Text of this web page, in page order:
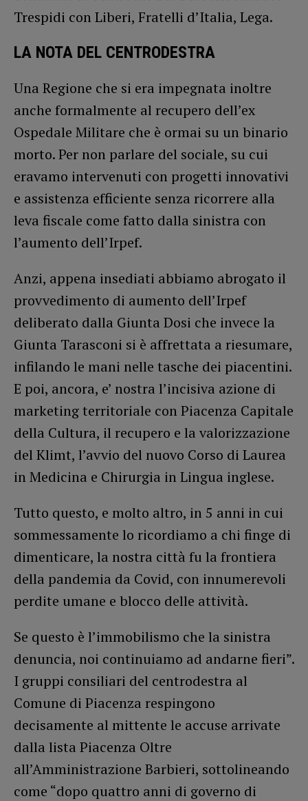
Trespidi con Liberi, Fratelli d’Italia, Lega.
LA NOTA DEL CENTRODESTRA
Una Regione che si era impegnata inoltre
anche formalmente al recupero dell’ex
Ospedale Militare che è ormai su un binario
morto. Per non parlare del sociale, su cui
eravamo intervenuti con progetti innovativi
e assistenza efficiente senza ricorrere alla
leva fiscale come fatto dalla sinistra con
l’aumento dell’Irpef.
Anzi, appena insediati abbiamo abrogato il
provvedimento di aumento dell’Irpef
deliberato dalla Giunta Dosi che invece la
Giunta Tarasconi si è affrettata a riesumare,
infilando le mani nelle tasche dei piacentini.
E poi, ancora, e’ nostra l’incisiva azione di
marketing territoriale con Piacenza Capitale
della Cultura, il recupero e la valorizzazione
del Klimt, l’avvio del nuovo Corso di Laurea
in Medicina e Chirurgia in Lingua inglese.
Tutto questo, e molto altro, in 5 anni in cui
sommessamente lo ricordiamo a chi finge di
dimenticare, la nostra città fu la frontiera
della pandemia da Covid, con innumerevoli
perdite umane e blocco delle attività.
Se questo è l’immobilismo che la sinistra
denuncia, noi continuiamo ad andarne fieri”.
I gruppi consiliari del centrodestra al
Comune di Piacenza respingono
decisamente al mittente le accuse arrivate
dalla lista Piacenza Oltre
all’Amministrazione Barbieri, sottolineando
come “dopo quattro anni di governo di